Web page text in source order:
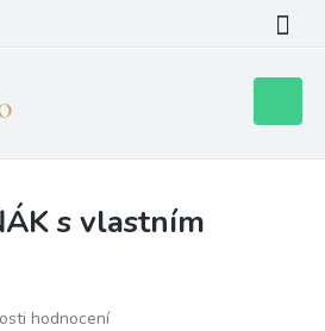
košík
s vlastním
hodnocení